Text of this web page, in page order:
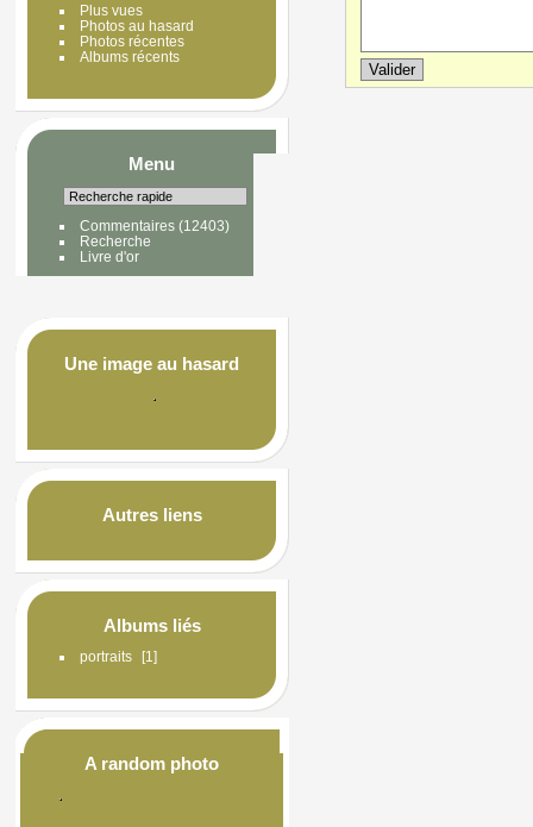
Plus vues
Photos au hasard
Photos récentes
Albums récents
Menu
Commentaires(12403)
Recherche
Livre d'or
Une image au hasard
Autres liens
Albums liés
portraits 1
A random photo